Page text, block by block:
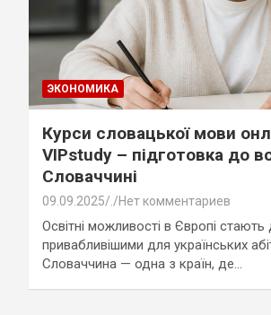
ЭКОНОМИКА
Курси словацької мови
VIPstudy – підготовка до
Словаччині
09.09.2025 Нет комментариев
Освітні можливості в Європі стають
привабливішими для українських
Словаччина — одна з країн, де…